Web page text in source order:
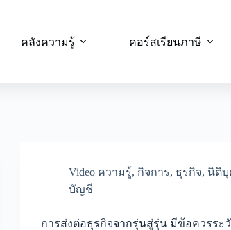
คลังความรู้ คอร์สเรียนภาษี
Video ความรู้, กิจการ, ธุรกิจ, นิติ
บัญชี
การส่งต่อธุรกิจจากรุ่นสู่รุ่น มีข้อควรระ